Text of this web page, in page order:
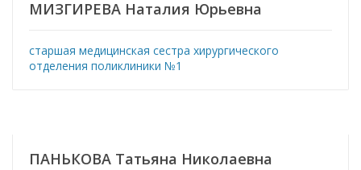
МИЗГИРЕВА Наталия Юрьевна
старшая медицинская сестра хирургического
отделения поликлиники №1
ПАНЬКОВА Татьяна Николаевна